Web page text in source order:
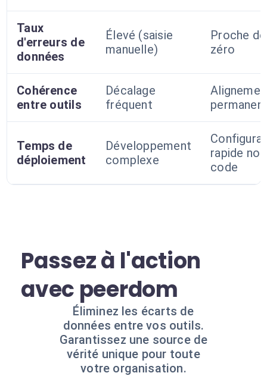
Taux
d'erreurs de
données
Élevé (saisie
manuelle)
Proche de
zéro
Cohérence
entre outils
Décalage
fréquent
Temps de
déploiement
Développement
complexe
rapide no-
code
Passez à l'action
avec peerdom
Éliminez les écarts de
données entre vos outils.
Garantissez une source de
vérité unique pour toute
votre organisation.